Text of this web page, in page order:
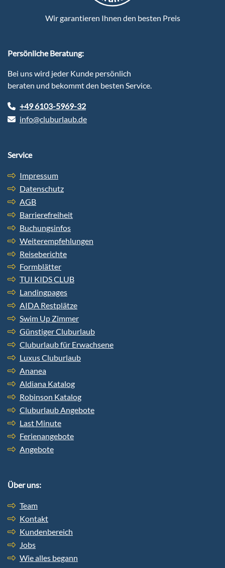
Wir garantieren Ihnen den besten Preis
Persönliche Beratung:
Bei uns wird jeder Kunde persönlich
beraten und bekommt den besten Service.
+49 6103-5969-32
info@cluburlaub.de
Service
Impressum
Datenschutz
AGB
Barrierefreiheit
Buchungsinfos
Weiterempfehlungen
Reiseberichte
Formblätter
TUI KIDS CLUB
Landingpages
AIDA Restplätze
Swim Up Zimmer
Günstiger Cluburlaub
Cluburlaub für Erwachsene
Luxus Cluburlaub
Ananea
Aldiana Katalog
Robinson Katalog
Cluburlaub Angebote
Last Minute
Ferienangebote
Angebote
Über uns:
Team
Kontakt
Kundenbereich
Jobs
Wie alles begann